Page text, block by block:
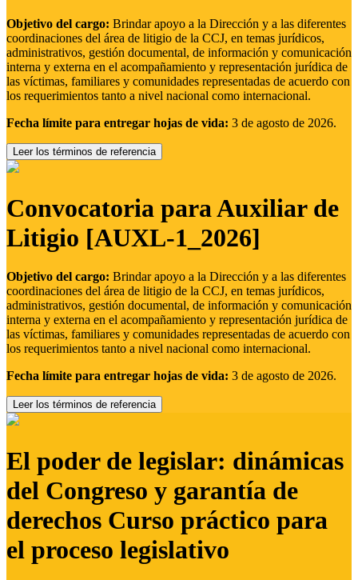
Objetivo del cargo: Brindar apoyo a la Dirección y a las diferentes
coordinaciones del área de litigio de la CCJ, en temas jurídicos,
administrativos, gestión documental, de información y comunicación
interna y externa en el acompañamiento y representación jurídica de
las víctimas, familiares y comunidades representadas de acuerdo con
los requerimientos tanto a nivel nacional como internacional.
Fecha límite para entregar hojas de vida: 3 de agosto de 2026.
Leer los términos de referencia
Convocatoria para Auxiliar de
Litigio [AUXL-1_2026]
Objetivo del cargo: Brindar apoyo a la Dirección y a las diferentes
coordinaciones del área de litigio de la CCJ, en temas jurídicos,
administrativos, gestión documental, de información y comunicación
interna y externa en el acompañamiento y representación jurídica de
las víctimas, familiares y comunidades representadas de acuerdo con
los requerimientos tanto a nivel nacional como internacional.
Fecha límite para entregar hojas de vida: 3 de agosto de 2026.
Leer los términos de referencia
El poder de legislar: dinámicas
del Congreso y garantía de
derechos Curso práctico para
el proceso legislativo